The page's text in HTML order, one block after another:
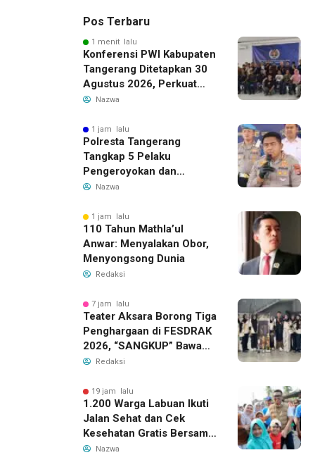
Pos Terbaru
1 menit lalu
Konferensi PWI Kabupaten
Tangerang Ditetapkan 30
Agustus 2026, Perkuat
Demokrasi dan Soliditas
Nazwa
1 jam lalu
Polresta Tangerang
Tangkap 5 Pelaku
Pengeroyokan dan
Kekerasan Seksual di
Nazwa
1 jam lalu
110 Tahun Mathla’ul
Anwar: Menyalakan Obor,
Menyongsong Dunia
Redaksi
7 jam lalu
Teater Aksara Borong Tiga
Penghargaan di FESDRAK
2026, “SANGKUP” Bawa
Pulang Juara 2 Grup
Redaksi
19 jam lalu
1.200 Warga Labuan Ikuti
Jalan Sehat dan Cek
Kesehatan Gratis Bersama
Gubernur Banten
Nazwa